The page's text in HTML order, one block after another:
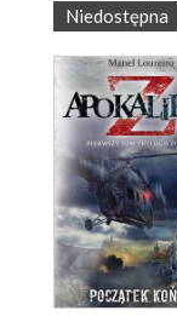
Niedostępna